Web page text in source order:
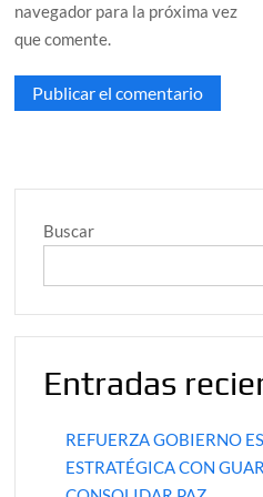
navegador para la próxima vez
que comente.
Buscar
Entradas
REFUERZA GOBIERNO
ESTRATÉGICA CON